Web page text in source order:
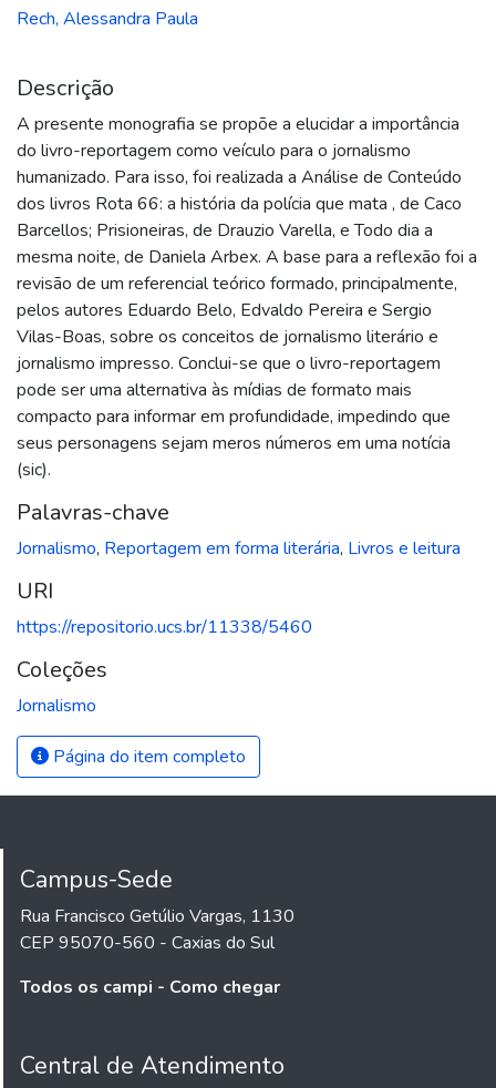
Rech, Alessandra Paula
Descrição
A presente monografia se propõe a elucidar a importância
do livro-reportagem como veículo para o jornalismo
humanizado. Para isso, foi realizada a Análise de Conteúdo
dos livros Rota 66: a história da polícia que mata , de Caco
Barcellos; Prisioneiras, de Drauzio Varella, e Todo dia a
mesma noite, de Daniela Arbex. A base para a reflexão foi a
revisão de um referencial teórico formado, principalmente,
pelos autores Eduardo Belo, Edvaldo Pereira e Sergio
Vilas-Boas, sobre os conceitos de jornalismo literário e
jornalismo impresso. Conclui-se que o livro-reportagem
pode ser uma alternativa às mídias de formato mais
compacto para informar em profundidade, impedindo que
seus personagens sejam meros números em uma notícia
(sic).
Palavras-chave
Jornalismo, Reportagem em forma literária, Livros e leitura
URI
https://repositorio.ucs.br/11338/5460
Coleções
Jornalismo
Página do item completo
Campus-Sede
Rua Francisco Getúlio Vargas, 1130
CEP 95070-560 - Caxias do Sul
Todos os campi - Como chegar
Central de Atendimento